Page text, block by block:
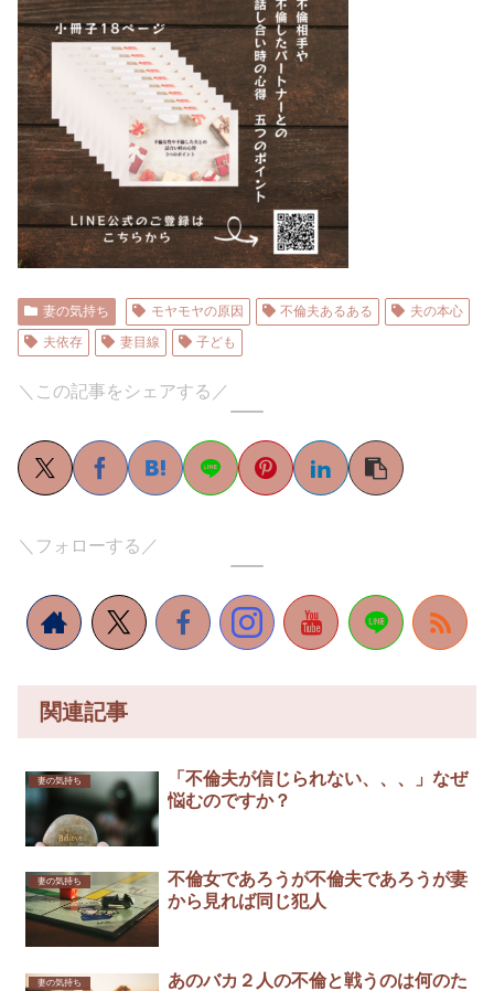
妻の気持ち モヤモヤの原因 不倫夫あるある
夫の本心
夫依存
妻目線 子ども
＼この記事をシェアする／
＼フォローする／
関連記事
妻の気持ち
「不倫夫が信じられない、、、」なぜ
悩むのですか？
妻の気持ち
不倫女であろうが不倫夫であろうが妻
から見れば同じ犯人
妻の気持ち
あのバカ２人の不倫と戦うのは何のた